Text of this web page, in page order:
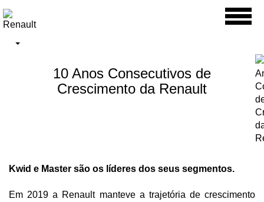
10 Anos Consecutivos de
Crescimento da Renault
Kwid e Master são os líderes dos seus segmentos.
Em 2019 a Renault manteve a trajetória de crescimento